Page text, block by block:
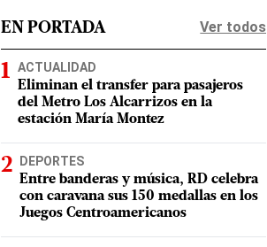
EN PORTADA Ver todos
ACTUALIDAD
Eliminan el transfer para pasajeros
del Metro Los Alcarrizos en la
estación María Montez
DEPORTES
Entre banderas y música, RD celebra
con caravana sus 150 medallas en los
Juegos Centroamericanos